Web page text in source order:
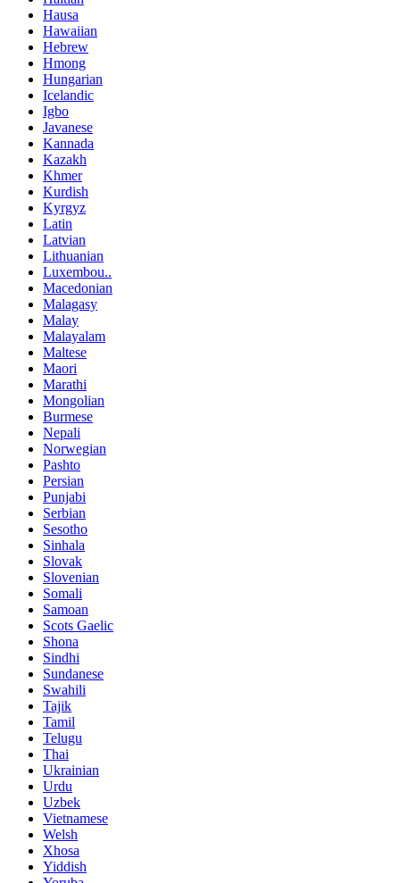
Hausa
Hawaiian
Hebrew
Hmong
Hungarian
Icelandic
Igbo
Javanese
Kannada
Kazakh
Khmer
Kurdish
Kyrgyz
Latin
Latvian
Lithuanian
Luxembou..
Macedonian
Malagasy
Malay
Malayalam
Maltese
Maori
Marathi
Mongolian
Burmese
Nepali
Norwegian
Pashto
Persian
Punjabi
Serbian
Sesotho
Sinhala
Slovak
Slovenian
Somali
Samoan
Scots Gaelic
Shona
Sindhi
Sundanese
Swahili
Tajik
Tamil
Telugu
Thai
Ukrainian
Urdu
Uzbek
Vietnamese
Welsh
Xhosa
Yiddish